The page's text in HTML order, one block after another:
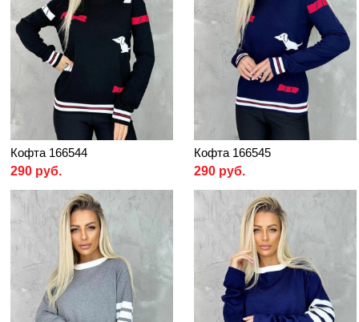
Кофта 166544
290 руб.
Кофта 166545
290 руб.